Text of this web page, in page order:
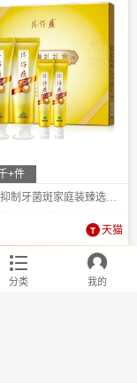
+件
片仔癀牙膏抑制牙菌斑家庭装臻选礼盒535g
天猫

分类

我的